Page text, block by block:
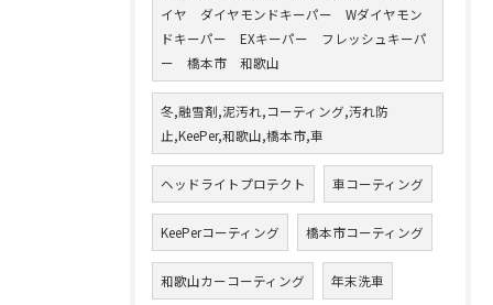
イヤ ダイヤモンドキーパー Wダイヤモン
ドキーパー EXキーパー フレッシュキーパ
ー 橋本市 和歌山
冬,融雪剤,泥汚れ,コーティング,汚れ防
止,KeePer,和歌山,橋本市,車
ヘッドライトプロテクト 車コーティング
KeePerコーティング 橋本市コーティング
和歌山カーコーティング 年末洗車